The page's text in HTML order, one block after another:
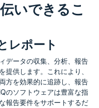
いできるこ
レポート
データの収集、分析、報告
提供します。これにより、
方を効果的に追跡し、報告
のソフトウェアは豊富な指
報告要件をサポートするだ